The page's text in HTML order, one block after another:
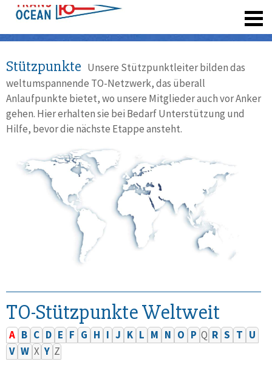
Stützpunkte Unsere Stützpunktleiter bilden das
weltumspannende TO-Netzwerk, das überall
Anlaufpunkte bietet, wo unsere Mitglieder auch vor Anker
gehen. Hier erhalten sie bei Bedarf Unterstützung und
Hilfe, bevor die nächste Etappe ansteht.
TO-Stützpunkte Weltweit
A B C D E F G H I J K L M N O P Q R S T U
V W X Y Z